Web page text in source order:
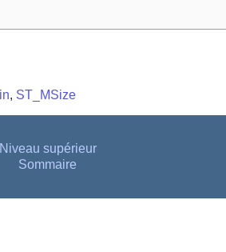
, ST_MSize
Niveau supérieur
Sommaire